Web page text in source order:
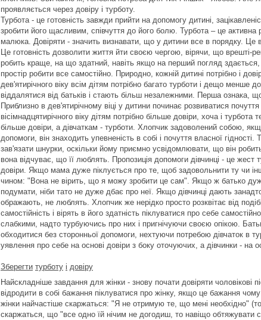
проявляється через довіру і турботу.
Турбота - це готовність завжди прийти на допомогу дитині,
зробити його щасливим, співчуття до його болю. Турбота – це активна
малюка. Довіряти - значить визнавати, що у дитини все в порядку.
Це готовність дозволити життя йти своєю чергою, вірячи, що врешті-
робить краще, на що здатний, навіть якщо на перший погляд здається,
простір робити все самостійно. Природно, кожній дитині потрібно і
дев'ятирічного віку всім дітям потрібно багато турботи і дещо менше
віддалятися від батьків і стають більш незалежними. Перша ознака,
Приблизно в дев'ятирічному віці у дитини починає розвиватися
вісімнадцятирічного віку дітям потрібно більше довіри, хоча і
більше довіри, а дівчаткам - турботи. Хлопчик задоволений собою,
допомоги, він знаходить упевненість в собі і почуття власної
зав'язати шнурки, оскільки йому приємно усвідомлювати, що він
вона відчуває, що її люблять. Пропозиція допомоги дівчинці - це
довіри. Якщо мама дуже піклується про те, щоб задовольнити ту чи
чином: "Вона не вірить, що я можу зробити це сам". Якщо ж батько
подумати, ніби тато не дуже дбає про неї. Якщо дівчинці дають
ображають, не люблять. Хлопчик же нерідко просто розквітає від
самостійність і вірять в його здатність піклуватися про себе
слабкими, надто турбуючись про них і пригнічуючи своєю опікою.
обходитися без сторонньої допомоги, нехтуючи потребою дівчаток в
уявлення про себе на основі довіри з боку оточуючих, а дівчинки - на
Зберегти турботу і довіру
Найскладніше завдання для жінки - знову почати довіряти чоловікові
відродити в собі бажання піклуватися про жінку, якщо це бажання
жінки найчастіше скаржаться: "Я не отримую те, що мені необхідно"
скаржаться, що "все одно їй нічим не догодиш, то навіщо